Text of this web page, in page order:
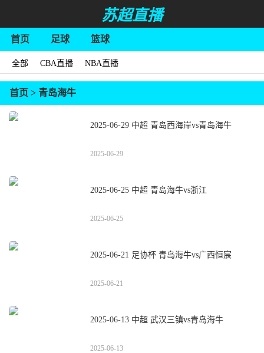
苏超直播
首页 足球 篮球
全部 CBA直播 NBA直播
首页 > 青岛海牛
2025-06-29 中超 青岛西海岸vs青岛海牛
2025-06-29
2025-06-25 中超 青岛海牛vs浙江
2025-06-25
2025-06-21 足协杯 青岛海牛vs广西恒宸
2025-06-21
2025-06-13 中超 武汉三镇vs青岛海牛
2025-06-13